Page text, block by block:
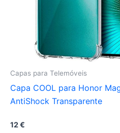
Capas para Telemóveis
Capa COOL para Honor
AntiShock Transparente
12€